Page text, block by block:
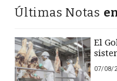
Últimas Notas
El
07/08/